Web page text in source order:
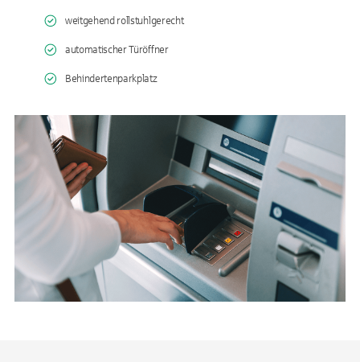
weitgehend rollstuhlgerecht
automatischer Türöffner
Behindertenparkplatz